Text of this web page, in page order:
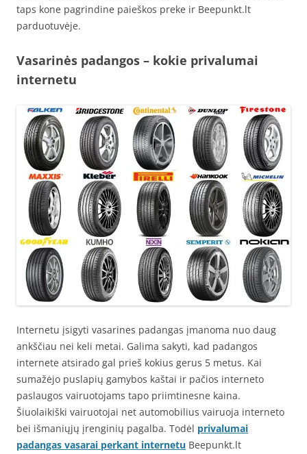
taps kone pagrindine paieškos preke ir Beepunkt.lt
parduotuvėje.
Vasarinės padangos – kokie privalumai
internetu
Internetu įsigyti vasarines padangas įmanoma nuo daug
ankščiau nei keli metai. Galima sakyti, kad padangos
internete atsirado gal prieš kokius gerus 5 metus. Kai
sumažėjo puslapių gamybos kaštai ir pačios interneto
paslaugos vairuotojams tapo priimtinesne kaina.
Šiuolaikiški vairuotojai net automobilius vairuoja interneto
bei išmaniųjų įrenginių pagalba. Todėl privalumai
padangas vasarai perkant internetu Beepunkt.lt